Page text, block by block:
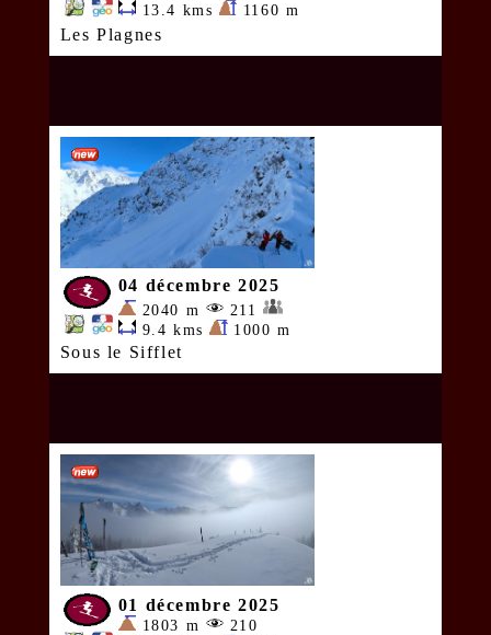
13.4 kms
1160 m
Les Plagnes
04 décembre 2025
2040 m
211
9.4 kms
1000 m
Sous le Sifflet
01 décembre 2025
1803 m
210